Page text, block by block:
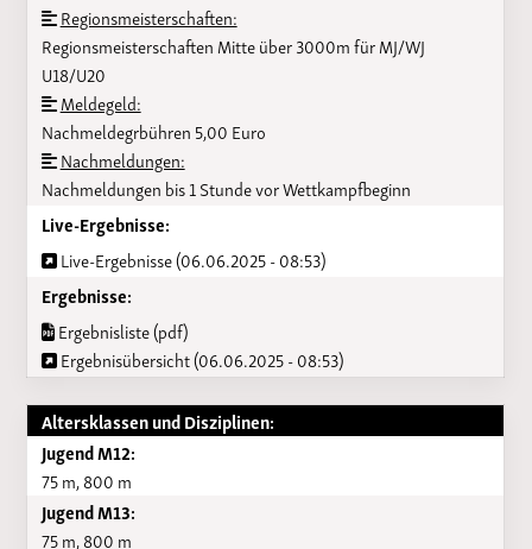
Regionsmeisterschaften:
Regionsmeisterschaften Mitte über 3000m für MJ/WJ
U18/U20
Meldegeld:
Nachmeldegrbühren 5,00 Euro
Nachmeldungen:
Nachmeldungen bis 1 Stunde vor Wettkampfbeginn
Live-Ergebnisse:
Live-Ergebnisse (06.06.2025 - 08:53)
Ergebnisse:
Ergebnisliste (pdf)
Ergebnisübersicht (06.06.2025 - 08:53)
Altersklassen und Disziplinen:
Jugend M12:
75 m, 800 m
Jugend M13:
75 m, 800 m